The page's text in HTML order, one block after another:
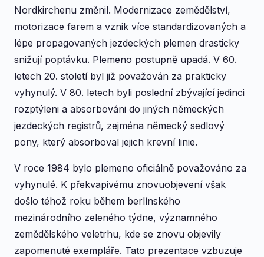
Nordkirchenu změnil. Modernizace zemědělství,
motorizace farem a vznik více standardizovaných a
lépe propagovaných jezdeckých plemen drasticky
snižují poptávku. Plemeno postupně upadá. V 60.
letech 20. století byl již považován za prakticky
vyhynulý. V 80. letech byli poslední zbývající jedinci
rozptýleni a absorbováni do jiných německých
jezdeckých registrů, zejména německý sedlový
pony, který absorboval jejich krevní linie.
V roce 1984 bylo plemeno oficiálně považováno za
vyhynulé. K překvapivému znovuobjevení však
došlo téhož roku během berlínského
mezinárodního zeleného týdne, významného
zemědělského veletrhu, kde se znovu objevily
zapomenuté exempláře. Tato prezentace vzbuzuje